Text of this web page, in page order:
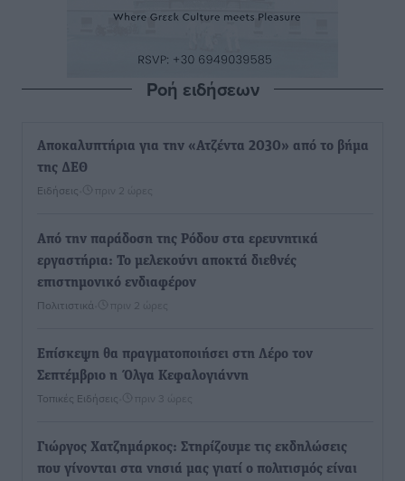
Ροή ειδήσεων
Αποκαλυπτήρια για την «Ατζέντα 2030» από το βήμα
της ΔΕΘ
Ειδήσεις πριν 2 ώρες
Από την παράδοση της Ρόδου στα ερευνητικά
εργαστήρια: Το μελεκούνι αποκτά διεθνές
επιστημονικό ενδιαφέρον
Πολιτιστικά πριν 2 ώρες
Επίσκεψη θα πραγματοποιήσει στη Λέρο τον
Σεπτέμβριο η Όλγα Κεφαλογιάννη
Τοπικές Ειδήσεις πριν 3 ώρες
Γιώργος Χατζημάρκος: Στηρίζουμε τις εκδηλώσεις
που γίνονται στα νησιά μας γιατί ο πολιτισμός είναι